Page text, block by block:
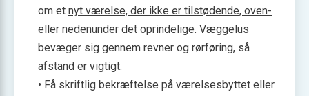
om et nyt værelse, der ikke er tilstødende, oven-
eller nedenunder det oprindelige. Væggelus
bevæger sig gennem revner og rørføring, så
afstand er vigtigt.
• Få skriftlig bekræftelse på værelsesbyttet eller